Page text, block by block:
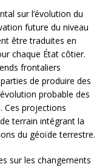
sur l’évolution du
future du niveau
être traduites en
chaque État côtier.
frontaliers
de produire des
probable des
Ces projections
terrain intégrant la
du géoïde terrestre.
sur les changements